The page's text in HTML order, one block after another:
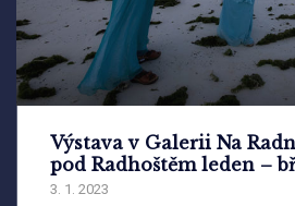
Výstava v Galerii Na
pod Radhoštěm leden –
3. 1. 2023